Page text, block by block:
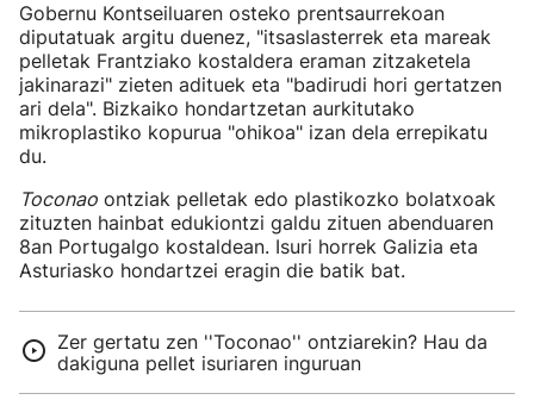
Gobernu Kontseiluaren osteko prentsaurrekoan
diputatuak argitu duenez, "itsaslasterrek eta mareak
pelletak Frantziako kostaldera eraman zitzaketela
jakinarazi" zieten adituek eta "badirudi hori gertatzen
ari dela". Bizkaiko hondartzetan aurkitutako
mikroplastiko kopurua "ohikoa" izan dela errepikatu
du.
Toconao ontziak pelletak edo plastikozko bolatxoak
zituzten hainbat edukiontzi galdu zituen abenduaren
8an Portugalgo kostaldean. Isuri horrek Galizia eta
Asturiasko hondartzei eragin die batik bat.
Zer gertatu zen ''Toconao'' ontziarekin? Hau da
dakiguna pellet isuriaren inguruan